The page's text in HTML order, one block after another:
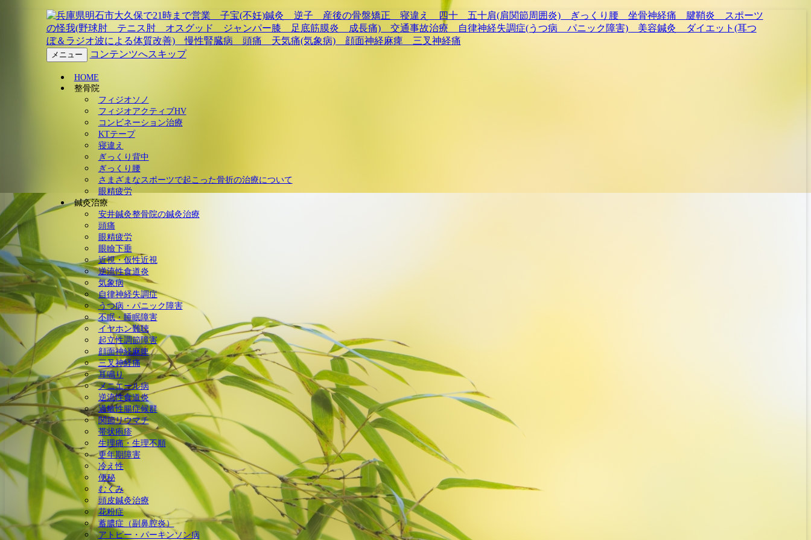
兵庫県明石市大久保で21時まで営業 子宝(不妊)鍼灸 逆子 産後の骨盤矯正 寝違
え 四十 五十肩(肩関節周囲炎) ぎっくり腰 坐骨神経痛 腱鞘炎 スポーツの怪我
(野球肘 テニス肘 オスグッド ジャンパー膝 足底筋膜炎 成長痛) 交通事故治
療 自律神経失調症(うつ病 パニック障害) 美容鍼灸 ダイエット(耳つぼ＆ラジオ波
による体質改善) 慢性腎臓病 頭痛 天気痛(気象病) 顔面神経麻痺 三叉神経痛
メニュー コンテンツへスキップ
HOME
整骨院
フィジオソノ
フィジオアクティブHV
コンビネーション治療
KTテープ
寝違え
ぎっくり背中
ぎっくり腰
さまざまなスポーツで起こった骨折の治療について
眼精疲労
鍼灸治療
安井鍼灸整骨院の鍼灸治療
頭痛
眼精疲労
眼瞼下垂
近視・仮性近視
逆流性食道炎
気象病
自律神経失調症
うつ病・パニック障害
不眠・睡眠障害
イヤホン難聴
起立性調節障害
顔面神経麻痺
三叉神経痛
耳鳴り
メニエール病
逆流性食道炎
過敏性腸症候群
関節リウマチ
帯状疱疹
生理痛・生理不順
更年期障害
冷え性
便秘
むくみ
頭皮鍼灸治療
花粉症
蓄膿症（副鼻腔炎）
アトピー・パーキンソン病